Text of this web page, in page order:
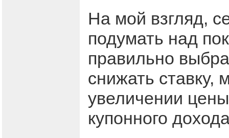
На мой взгляд,
подумать над
правильно
снижать ставку,
увеличении
купонного